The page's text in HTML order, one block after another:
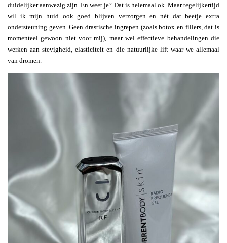
duidelijker aanwezig zijn. En weet je? Dat is helemaal ok. Maar tegelijkertijd
wil ik mijn huid ook goed blijven verzorgen en nét dat beetje extra
ondersteuning geven. Geen drastische ingrepen (zoals botox en fillers, dat is
momenteel gewoon niet voor mij), maar wel effectieve behandelingen die
werken aan stevigheid, elasticiteit en die natuurlijke lift waar we allemaal
van dromen.